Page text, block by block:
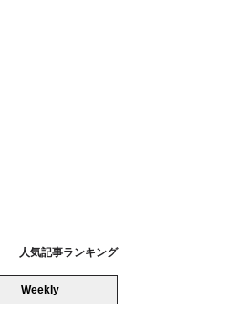
人気記事ランキング
Weekly